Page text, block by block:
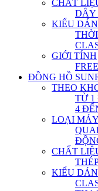
CHẤT
DÂY
KIỂU
GIỚI TÍNH
ĐỒNG HỒ
THEO
TỪ 1
4
LOẠI MÁY
CHẤT
KIỂU